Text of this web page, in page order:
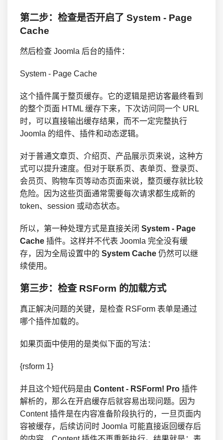
第二步：检查是否开启了 System - Page
Cache
然后检查 Joomla 后台的插件：
System - Page Cache
这个插件属于整页缓存。它的逻辑是把访客最终看到
的整个页面 HTML 缓存下来，下次访问同一个 URL
时，可以直接输出缓存结果，而不一定完整执行
Joomla 的组件、插件和动态逻辑。
对于普通文章页、介绍页、产品展示页来说，这种方
式可以提升速度。但对于联系页、表单页、登录页、
会员页、购物车页等动态页面来说，整页缓存就比较
危险。因为这些页面通常需要每次请求都生成新的
token、session 或动态状态。
所以，第一种处理方式是直接关闭 System - Page
Cache 插件。这样并不代表 Joomla 完全没有缓
存，因为全局设置中的 System Cache 仍然可以继
续使用。
第三步：检查 RSForm 的加载方式
真正解决问题的关键，是检查 RSForm 表单是通过
哪个插件加载的。
如果页面中使用的是类似下面的写法：
{rsform 1}
并且这个短代码是由 Content - RSForm! Pro 插件
解析的，那么在开启缓存后就容易出现问题。因为
Content 插件是在内容准备阶段执行的，一旦页面内
容被缓存，后续访问时 Joomla 可能直接返回缓存后